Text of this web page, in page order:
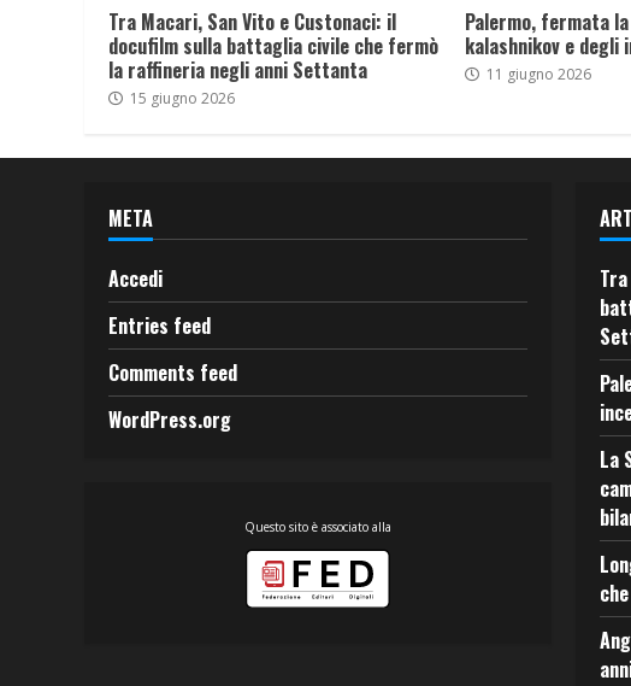
Tra Macari, San Vito e Custonaci: il
docufilm sulla battaglia civile che fermò
la raffineria negli anni Settanta
15 giugno 2026
Palermo, fermata
kalashnikov e
11 giugno 2026
META
Accedi
Entries feed
Comments feed
WordPress.org
Questo sito è associato alla
La